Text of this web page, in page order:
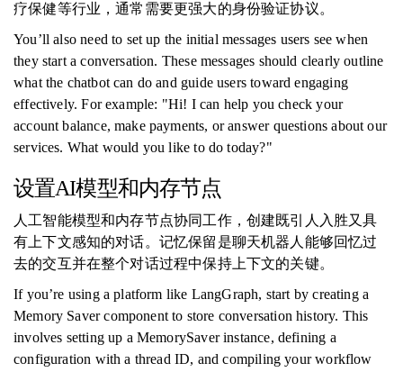
疗保健等行业，通常需要更强大的身份验证协议。
You’ll also need to set up the initial messages users see when
they start a conversation. These messages should clearly outline
what the chatbot can do and guide users toward engaging
effectively. For example: "Hi! I can help you check your
account balance, make payments, or answer questions about our
services. What would you like to do today?"
设置AI模型和内存节点
人工智能模型和内存节点协同工作，创建既引人入胜又具
有上下文感知的对话。记忆保留是聊天机器人能够回忆过
去的交互并在整个对话过程中保持上下文的关键。
If you’re using a platform like LangGraph, start by creating a
Memory Saver component to store conversation history. This
involves setting up a MemorySaver instance, defining a
configuration with a thread ID, and compiling your workflow